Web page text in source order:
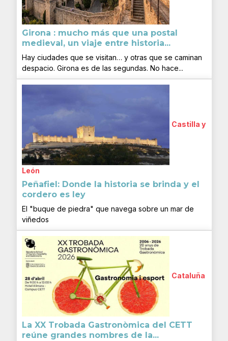
Girona : mucho más que una postal
medieval, un viaje entre historia...
Hay ciudades que se visitan… y otras que se caminan
despacio. Girona es de las segundas. No hace...
Castilla y
León
Peñafiel: Donde la historia se brinda y el
cordero es ley
El "buque de piedra" que navega sobre un mar de
viñedos
Cataluña
La XX Trobada Gastronòmica del CETT
reúne grandes nombres de la...